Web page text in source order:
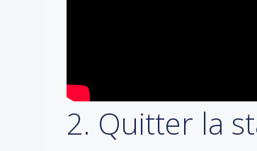
2. Quitter la